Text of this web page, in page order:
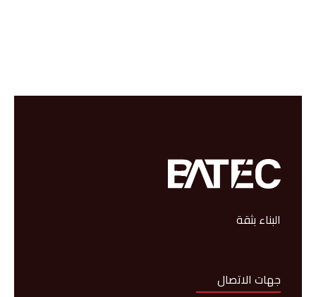
البناء بثقة
جهات الاتصال